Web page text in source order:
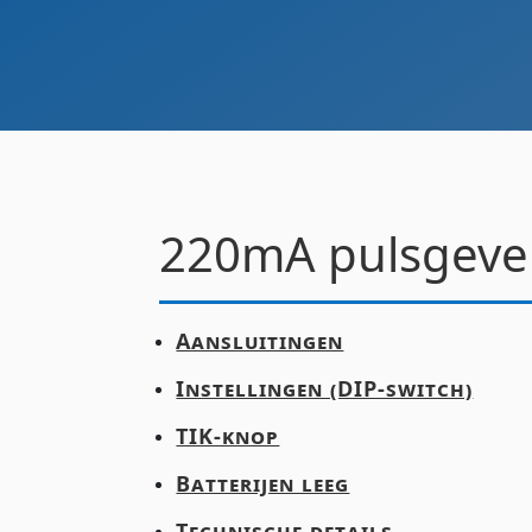
220mA
Aansluitingen
Instellingen (DIP-switch)
TIK-knop
Batterijen leeg